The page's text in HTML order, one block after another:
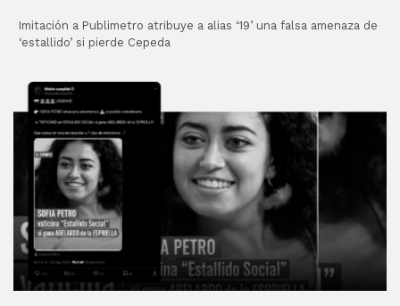
Imitación a Publimetro atribuye a alias ‘19’ una falsa amenaza de
‘estallido’ si pierde Cepeda